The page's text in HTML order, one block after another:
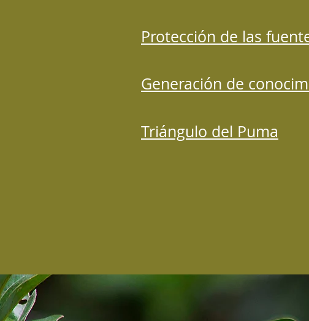
Protección de las
Generación de
Triángulo del Puma